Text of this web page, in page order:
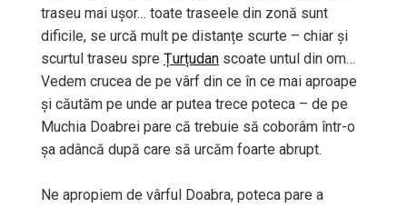
traseu mai ușor… toate traseele din zonă sunt
dificile, se urcă mult pe distanțe scurte – chiar și
scurtul traseu spre Țurțudan scoate untul din om…
Vedem crucea de pe vârf din ce în ce mai aproape
și căutăm pe unde ar putea trece poteca – de pe
Muchia Doabrei pare că trebuie să coborâm într-o
șa adâncă după care să urcăm foarte abrupt.
Ne apropiem de vârful Doabra, poteca pare a